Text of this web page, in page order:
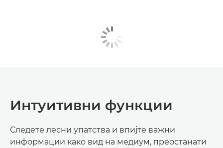
Интуитивни функции
Следете лесни упатства и впијте важни
информации како вид на медиум, преостанати